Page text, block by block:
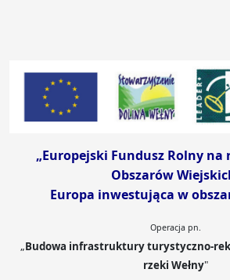
„Europejski Fundusz Rolny na
Obszarów
Europa inwestująca w
Operacja pn.
„Budowa infrastruktury turystyczno-
rzeki Wełny"